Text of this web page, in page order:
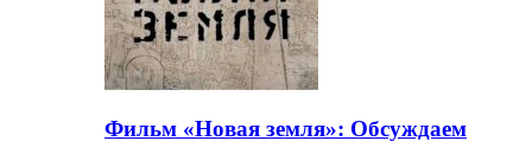
Фильм «Новая земля»: Обсуждаем